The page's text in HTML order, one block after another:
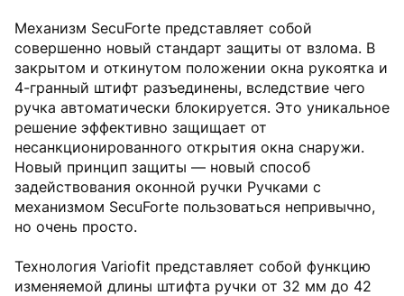
Механизм SecuForte представляет собой
совершенно новый стандарт защиты от взлома. В
закрытом и откинутом положении окна рукоятка и
4-гранный штифт разъединены, вследствие чего
ручка автоматически блокируется. Это уникальное
решение эффективно защищает от
несанкционированного открытия окна снаружи.
Новый принцип защиты — новый способ
задействования оконной ручки Ручками с
механизмом SecuForte пользоваться непривычно,
но очень просто.
Технология Variofit представляет собой функцию
изменяемой длины штифта ручки от 32 мм до 42